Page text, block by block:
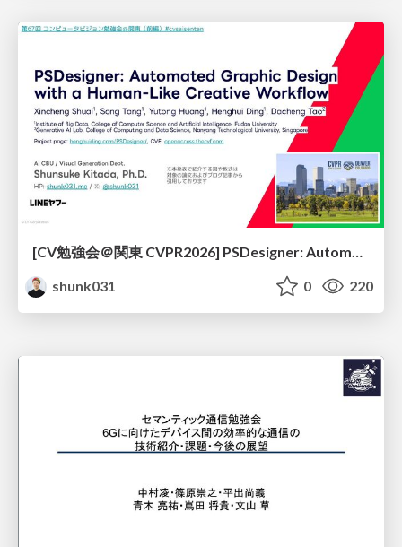
shunk031
0 220